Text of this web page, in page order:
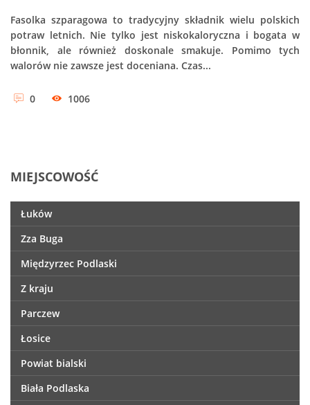
Fasolka szparagowa to tradycyjny składnik wielu polskich
potraw letnich. Nie tylko jest niskokaloryczna i bogata w
błonnik, ale również doskonale smakuje. Pomimo tych
walorów nie zawsze jest doceniana. Czas...
0 1006
MIEJSCOWOŚĆ
Łuków
Zza Buga
Międzyrzec Podlaski
Z kraju
Parczew
Łosice
Powiat bialski
Biała Podlaska